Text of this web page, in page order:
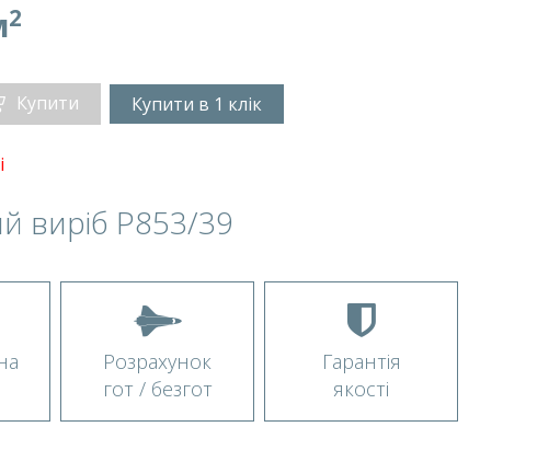
2
Купити Купити в 1 клік
виріб P853/39
Розрахунок
гот / безгот
Гарантія
якості